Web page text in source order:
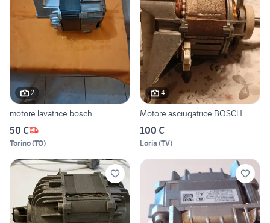
2
motore lavatrice bosch
50 €
Torino(TO)
4
Motore asciugatrice BOSCH
100 €
Loria (TV)